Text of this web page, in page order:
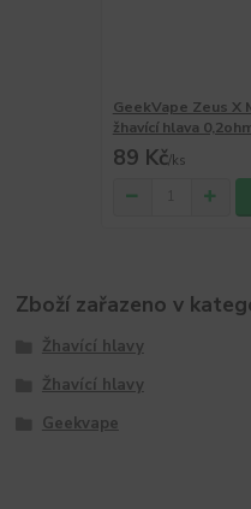
GeekVape Zeus X
žhavící hlava
89 Kč/ks
Zboží zařazeno v
Žhavící hlavy
Žhavící hlavy
Geekvape